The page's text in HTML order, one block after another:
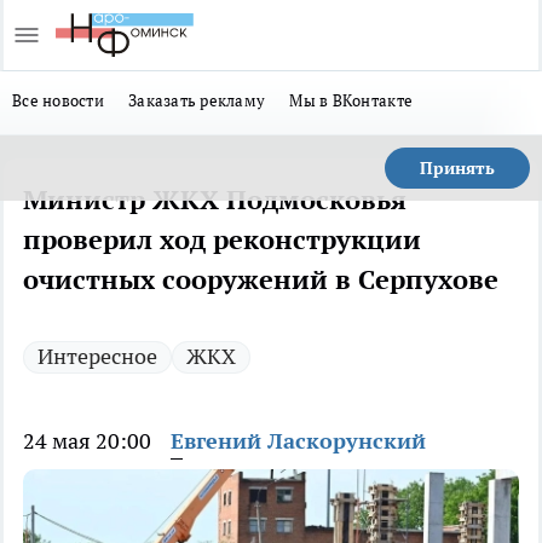
Все новости Заказать рекламу Мы в ВКонтакте
Принять
Министр ЖКХ Подмосковья
проверил ход реконструкции
очистных сооружений в Серпухове
Интересное ЖКХ
24 мая 20:00 Евгений Ласкорунский